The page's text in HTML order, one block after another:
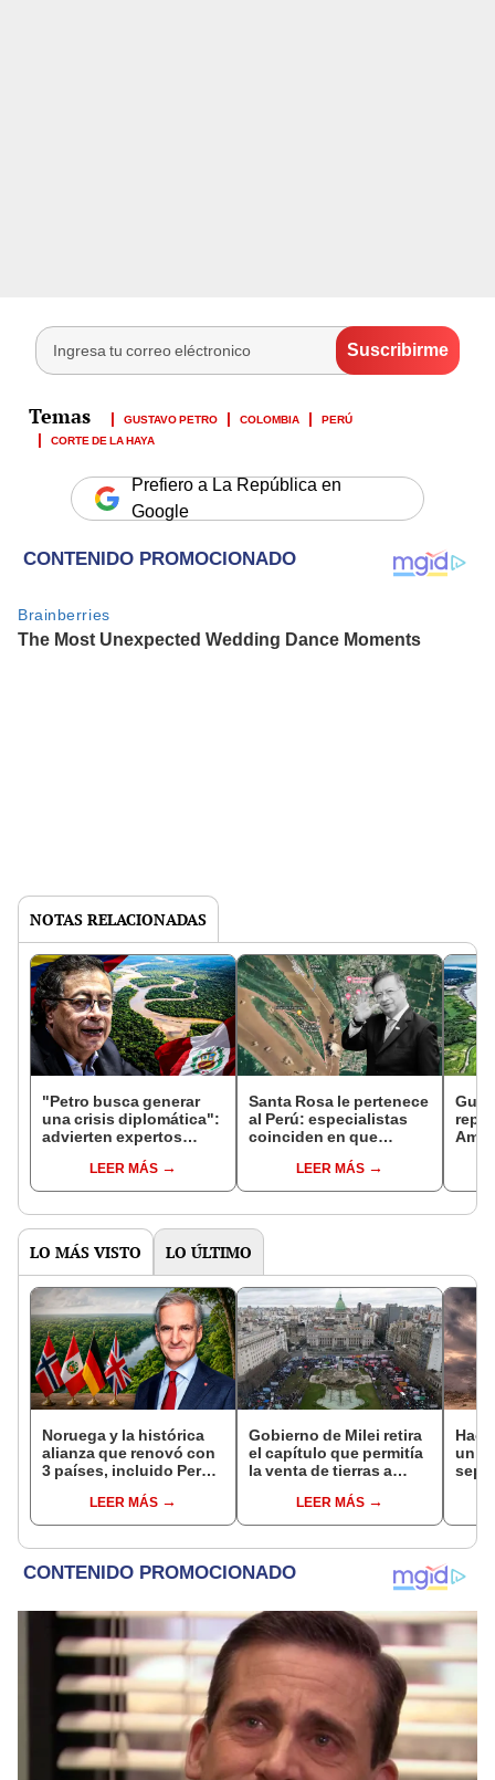
GUSTAVO PETRO COLOMBIA
PERÚ
CORTE DE LA HAYA
Prefiero a La República en
Google
NOTAS RELACIONADAS
"Petro busca generar
una crisis diplomática":
advierten expertos
denuncia contra Perú
por territorio
LEER MÁS
Santa Rosa le pertenece
al Perú: especialistas
coinciden en que
conflicto para desviar
atención
LEER MÁS
de
LO MÁS VISTO LO ÚLTIMO
Noruega y la histórica
alianza que renovó con
3 países, incluido Perú,
deforestación de la
Amazonía al 2030
LEER MÁS
Gobierno de Milei retira
el capítulo que permitía
la venta de tierras a
rechazo social
LEER MÁS
un